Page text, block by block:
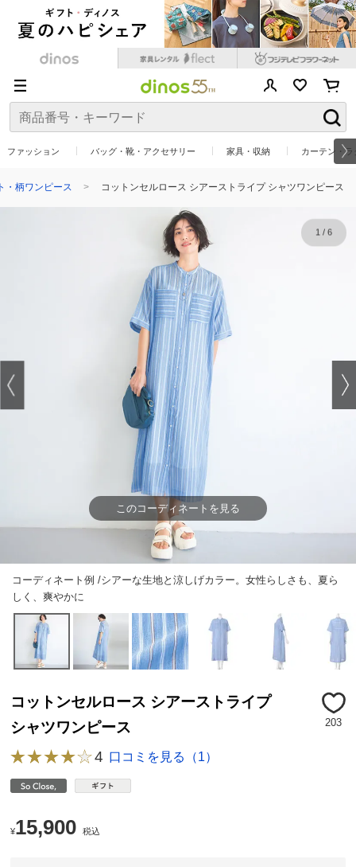
ファッション バッグ・靴・アクセサリー 家具・収納 カーテン・
・柄ワンピース コットンセルロース シアーストライプ シャツワンピース
このコーディネートを見る
コーディネート例 /シアーな生地と涼しげカラー。女性らしさも、夏ら
しく、爽やかに
1/ 6
コットンセルロース シアーストライプ
シャツワンピース
203
4 口コミを見る（1）
¥15,900 税込